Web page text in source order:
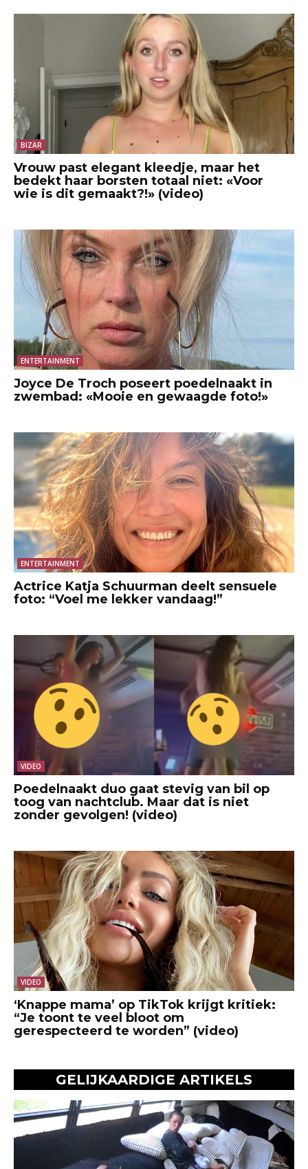
BIZAR
Vrouw past elegant kleedje, maar het
bedekt haar borsten totaal niet: «Voor
wie is dit gemaakt?!» (video)
ENTERTAINMENT
Joyce De Troch poseert poedelnaakt in
zwembad: «Mooie en gewaagde foto!»
ENTERTAINMENT
Actrice Katja Schuurman deelt sensuele
foto: “Voel me lekker vandaag!”
VIDEO
Poedelnaakt duo gaat stevig van bil op
toog van nachtclub. Maar dat is niet
zonder gevolgen! (video)
VIDEO
‘Knappe mama’ op TikTok krijgt kritiek:
“Je toont te veel bloot om
gerespecteerd te worden” (video)
GELIJKAARDIGE ARTIKELS